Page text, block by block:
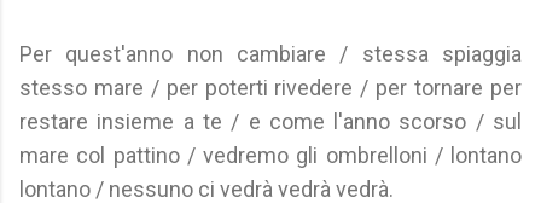
Per quest'anno non cambiare / stessa spiaggia
stesso mare / per poterti rivedere / per tornare per
restare insieme a te / e come l'anno scorso / sul
mare col pattino / vedremo gli ombrelloni / lontano
lontano / nessuno ci vedrà vedrà vedrà.